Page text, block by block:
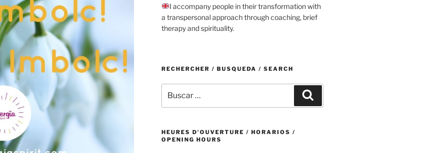
I accompany people in their transformation with
a transpersonal approach through coaching, brief
therapy and spirituality.
RECHERCHER / BUSQUEDA / SEARCH
por:
HEURES D’OUVERTURE / HORARIOS /
OPENING HOURS